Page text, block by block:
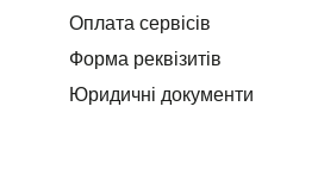
Оплата сервісів
Форма реквізитів
Юридичні документи